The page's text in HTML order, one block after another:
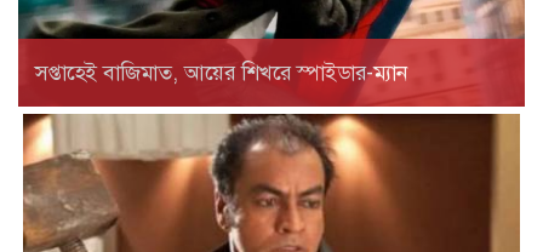
সপ্তাহেই বাজিমাত, আয়ের শিখরে স্পাইডার-ম্যান